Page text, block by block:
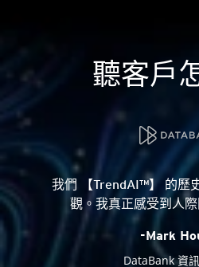
聽客戶
我們 【TrendAI™】 的歷
觀。我真正感受到人際
-Mark
DataBank 資